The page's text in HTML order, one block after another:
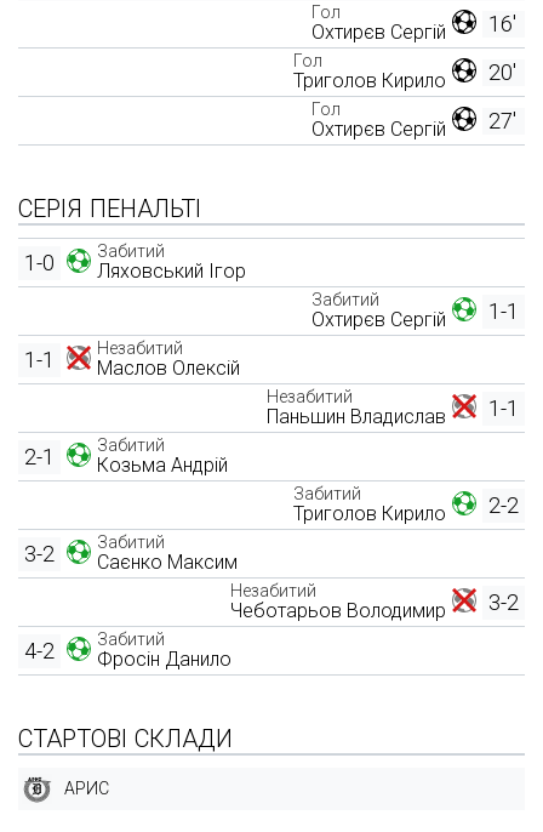
16'
Гол
Охтирєв Сергій
20'
Гол
Триголов Кирило
27'
Гол
Охтирєв Сергій
СЕРІЯ ПЕНАЛЬТІ
Забитий
Ляховський Ігор
1-0
1-1
Забитий
Охтирєв Сергій
Незабитий
Маслов Олексій
1-1
1-1
Незабитий
Паньшин Владислав
Забитий
Козьма Андрій
2-1
2-2
Забитий
Триголов Кирило
Забитий
Саєнко Максим
3-2
3-2
Незабитий
Чеботарьов Володимир
Забитий
Фросін Данило
4-2
СТАРТОВІ СКЛАДИ
АРИС